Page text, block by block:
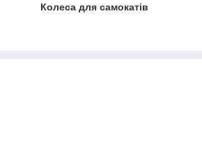
Колеса для самокатів